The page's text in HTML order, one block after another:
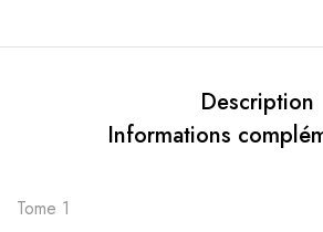
Description
Informations
Tome 1